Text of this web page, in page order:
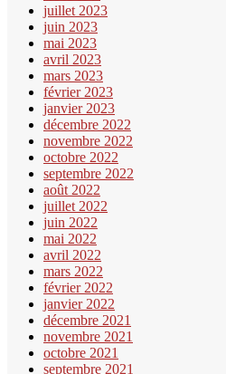
juillet 2023
juin 2023
mai 2023
avril 2023
mars 2023
février 2023
janvier 2023
décembre 2022
novembre 2022
octobre 2022
septembre 2022
août 2022
juillet 2022
juin 2022
mai 2022
avril 2022
mars 2022
février 2022
janvier 2022
décembre 2021
novembre 2021
octobre 2021
septembre 2021